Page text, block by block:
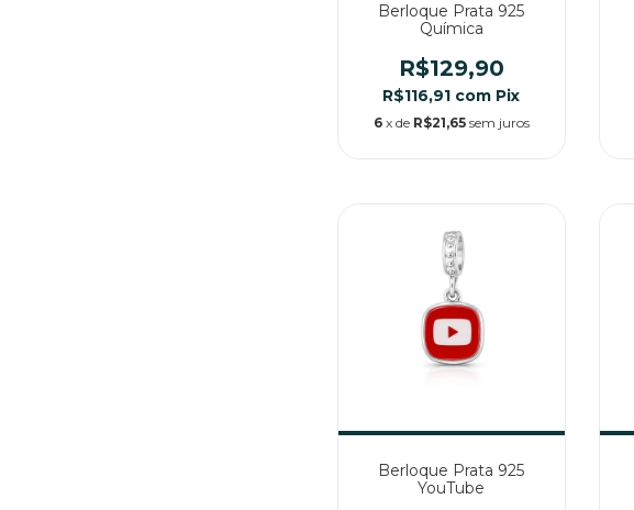
Berloque Prata 925
Química
R$129,90
R$116,91 com Pix
6 x de R$21,65 sem juros
Berloque Prata 925
YouTube